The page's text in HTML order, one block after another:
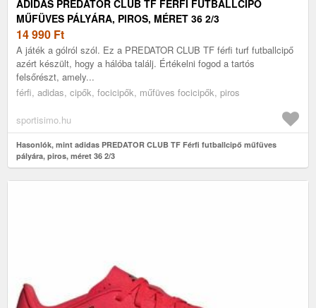
ADIDAS PREDATOR CLUB TF FÉRFI FUTBALLCIPŐ
MŰFÜVES PÁLYÁRA, PIROS, MÉRET 36 2/3
14 990 Ft
A játék a gólról szól. Ez a PREDATOR CLUB TF férfi turf futballcipő
azért készült, hogy a hálóba találj. Értékelni fogod a tartós
felsőrészt, amely...
férfi, adidas, cipők, focicipők, műfüves focicipők, piros
sportisimo.hu
Hasonlók, mint adidas PREDATOR CLUB TF Férfi futballcipő műfüves
pályára, piros, méret 36 2/3